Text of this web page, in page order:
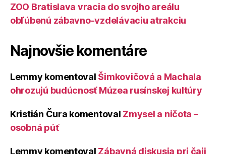
ZOO Bratislava vracia do svojho areálu
obľúbenú zábavno-vzdelávaciu atrakciu
Najnovšie komentáre
Lemmy komentoval Šimkovičová a Machala
ohrozujú budúcnosť Múzea rusínskej kultúry
Kristián Čura komentoval Zmysel a ničota –
osobná púť
Lemmy komentoval Zábavná diskusia pri čaji